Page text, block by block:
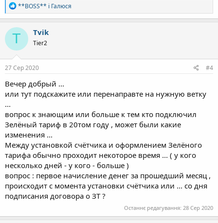
Р
е
а
к
ц
ї
:
**BOSS** і Галюся
T Tvik
Tier2
27 Сер 2020 #4
Вечер добрый ...
или тут подскажите или перенаправте на нужную ветку
...
вопрос к знающим или больше к тем кто подключил
Зелёный тариф в 20том году , может были какие
изменения ...
Между установкой счётчика и оформлением Зелёного
тарифа обычно проходит некоторое время ... ( у кого
несколько дней - у кого - больше )
вопрос : первое начисление денег за прошедший месяц ,
происходит с момента установки счётчика или ... со дня
подписания договора о ЗТ ?
Останнє редагування: 28 Сер 2020